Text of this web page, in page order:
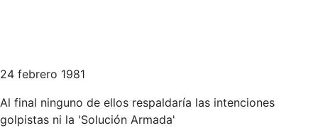
24 febrero 1981
Al final ninguno de ellos respaldaría las intenciones
golpistas ni la 'Solución Armada'